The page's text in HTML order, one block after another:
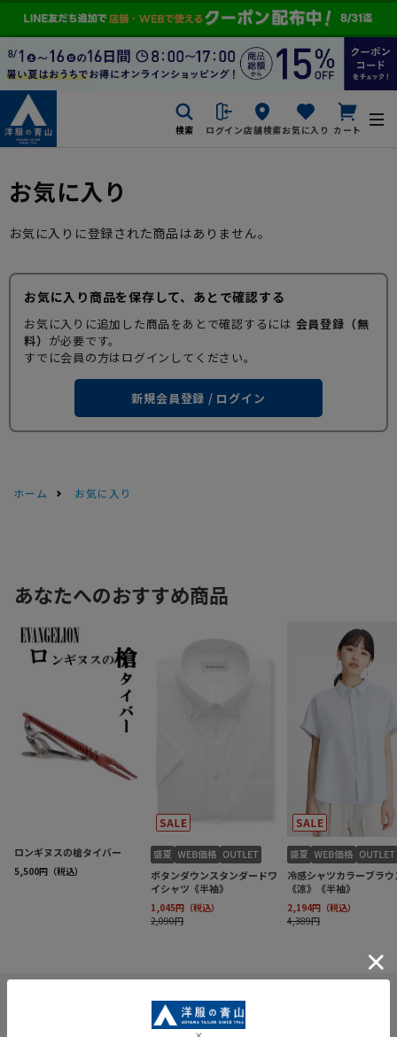
検索 ログイン店舗検索お気に入り カート
お気に入り
お気に入りに登録された商品はありません。
お気に入り商品を保存して、あとで確認する
お気に入りに追加した商品をあとで確認するには 会員登録（無
料） が必要です。
すでに会員の方はログインしてください。
新規会員登録 / ログイン
ホーム お気に入り
INFORMATION